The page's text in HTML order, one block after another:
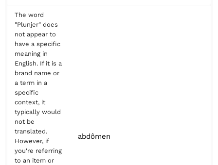
The word
"Plunjer" does
not appear to
have a specific
meaning in
English. If it is a
brand name or
a term in a
specific
context, it
typically would
not be
translated.
However, if
you're referring
to an item or
abdômen